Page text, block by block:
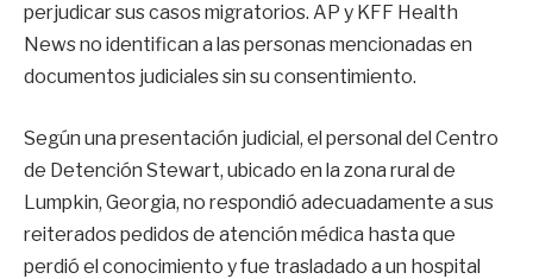
perjudicar sus casos migratorios. AP y KFF Health
News no identifican a las personas mencionadas en
documentos judiciales sin su consentimiento.
Según una presentación judicial, el personal del Centro
de Detención Stewart, ubicado en la zona rural de
Lumpkin, Georgia, no respondió adecuadamente a sus
reiterados pedidos de atención médica hasta que
perdió el conocimiento y fue trasladado a un hospital